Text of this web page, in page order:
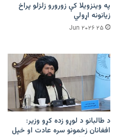
په وینزویلا کې زورورو زلزلو پراخ
زیانونه اړولي
۲۵ Jun ۲۰۲۶
د طالبانو د لوړو زده کړو وزیر:
افغانان زخمونو سره عادت او خپل